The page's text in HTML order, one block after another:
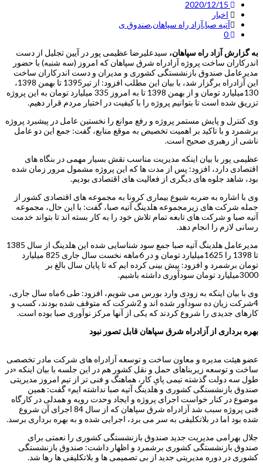
اخبار
آتیه صبا,آزاد راه سپاهان,صندوق ی
به گزارش آزاد راه سپاهان، سیدعلیرضا عظیمی پور در آیین تجلیل از دست
اندرکاران ساخت پروژه آزادراه شرق سپاهان که امروز (سه شنبه) با حضور
مدیرعامل صندوق بازنشستگی کشوری و مدیران و دست اندرکاران ساخت
این آزادراه برگزار شد، با بیان این مطلب افزود: از تیر1395 تا بهمن 1398،
130میلیارد تومان و از بهمن 1398 تا به امروز 335 میلیارد تومان به این پروژه
تزریق شده است تا بتوانیم پروژه را با کیفیت در اختیار مردم قرار دهیم.
وی کنترل و پایش مستمر پروژه و رفع موانع را نخستین عامل در پیشبرد پروژه
برشمرد و با تاکید بر اهمیت تخصیص به موقع منابع، گفت: جمع این دو عامل
ناشی از رهبری صحیح است.
عظیمی پور با بیان اینکه مدیریت مناسب نقش بسیار مهمی در بنگاه های
اقتصادی دارد، افزود: پس از مدت ها که این پروژه مشمول مرور زمان شده
بود، شاهد جلوه های دیگری از فعالیت های اقتصادی بودیم.
وی با اشاره به ضربه شیوع بیماری کرونا به مجموعه های اقتصادی کشور از
جمله شرکت های زیرمجموعه هلدینگ آتیه صبا، گفت: با این حال، مجموعه
آتیه صبا و شرکت های تابعه تمام تلاش خود را به کار بسته اند تا بتواند خدمت
رسانی لازم را انجام دهد.
مدیرعامل هلدینگ آتیه صبا جمع سود شناسایی شده این هلدینگ از سال 1385
تا 1398 را 1625میلیارد تومان و در 6ماهه نخست سال جاری 825 میلیارد
تومان برشمرد و افزود: پیش بینی کرده ایم که تا پایان سال بالغ بر
3000میلیارد تومان سودآوری داشته باشیم.
وی با بیان اینکه به زودی وارد بورس می شویم، افزود: طی 6ماه سال جاری،
4شرکت زیان ده سودآور شده اند و 2شرکت که متوقف شده بودند، کسب و
کارهای جدیدی را شروع کردند که یکی از آنها مرکز نوآوری صبا بوده است.
بهره برداری از آزادراه شرق سپاهان قابل تصور نبود
عضو هیئت مدیره و معاون ساخت و توسعه آزادراه های شرکت مادر تخصصی
ساخت و توسعه زیربناهای حمل و نقل کشور هم در این جلسه با بیان اینکه «در
طول سه دولت گذشته تیمی پایِ کار، هماهنگ و فنی تر از تیم امروز مدیریتی
صندوق بازنشستگی کشوری و هلدینگ آتیه صبا نداشته ایم» گفت: همین
موضوع در کنار خواست اجرای پروژه و ایجاد وحدت رویه و همدلی در کارگاه
فنی پروژه سبب شد آزادراه شرق سپاهان که از سال 84 اجرای آن شروع
شده بود اما در بلاتکلیفی به سر می برد، اجرایی شده و به بهره برداری برسد.
جلال بهرامی مدیریت جدید صندوق بازنشستگی کشوری را نعمتی برای
صندوق بازنشستگی کشوری برشمرد و اظهار داشت: صندوق بازنشستگی
کشوری در دوره مدیریتی جدید از بی تصمیمی ها و بلاتکلیفی ها رها شد.